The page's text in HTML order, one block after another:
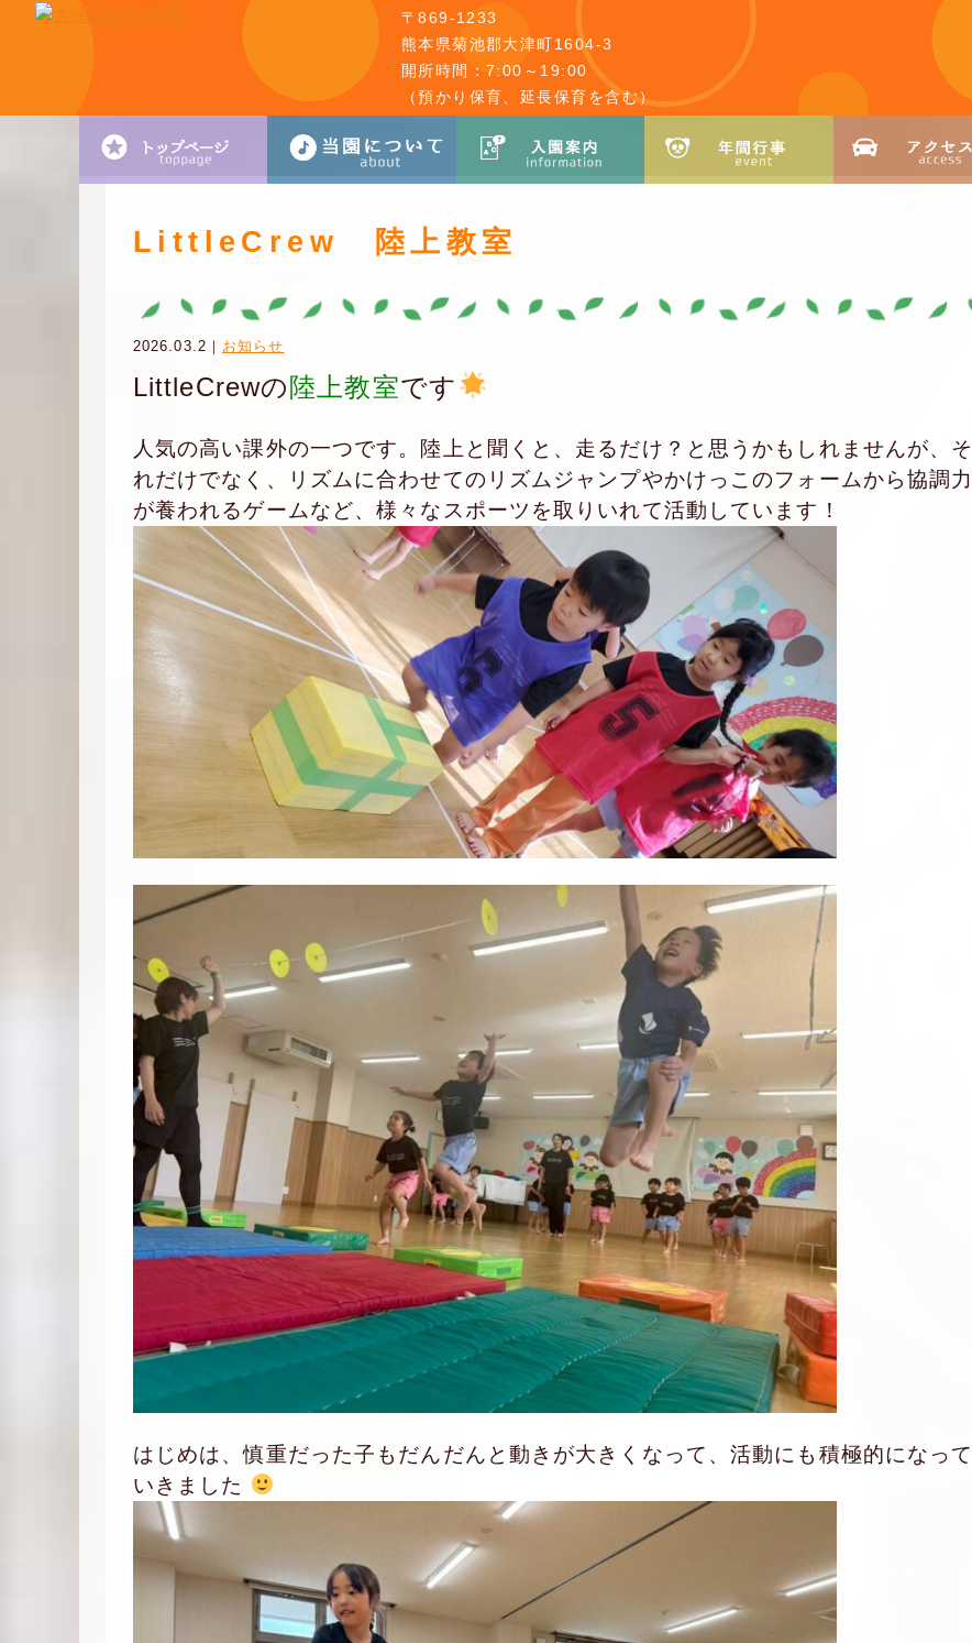
〒869-1233
熊本県菊池郡大津町1604-3
開所時間：7:00～19:00
（預かり保育、延長保育を含む）
LittleCrew 陸上教室
2026.03.2｜ お知らせ
LittleCrewの陸上教室です
人気の高い課外の一つです。陸上と聞くと、走るだけ？と思うかもしれませんが、そ
れだけでなく、リズムに合わせてのリズムジャンプやかけっこのフォームから協調力
が養われるゲームなど、様々なスポーツを取りいれて活動しています！
はじめは、慎重だった子もだんだんと動きが大きくなって、活動にも積極的になって
いきました